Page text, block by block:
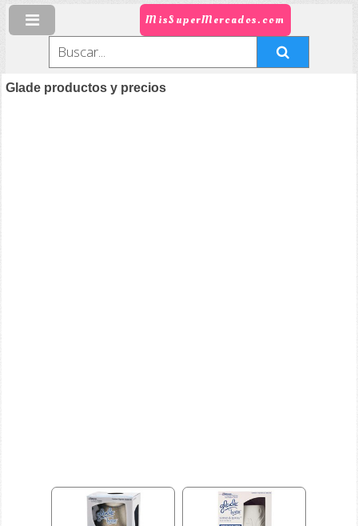
MisSuperMercados.com
Glade productos y precios